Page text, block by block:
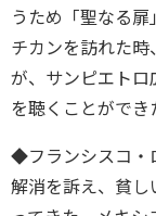
うため「聖なる
チカンを訪れた
が、サンピエト
を聴くことができ
◆フランシスコ・
解消を訴え、貧